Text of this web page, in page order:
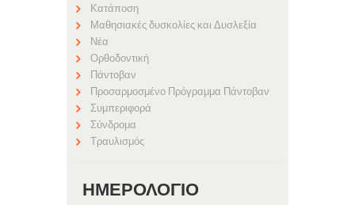
Κατάποση
Μαθησιακές δυσκολίες και Δυσλεξία
Νέα
Ορθοδοντική
Πάντοβαν
Προσαρμοσμένο Πρόγραμμα Πάντοβαν
Συμπεριφορά
Σύνδρομα
Τραυλισμός
ΗΜΕΡΟΛΌΓΙΟ